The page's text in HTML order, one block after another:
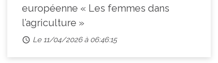
européenne « Les femmes dans
l’agriculture »
Le 11/04/2026 à 06:46:15